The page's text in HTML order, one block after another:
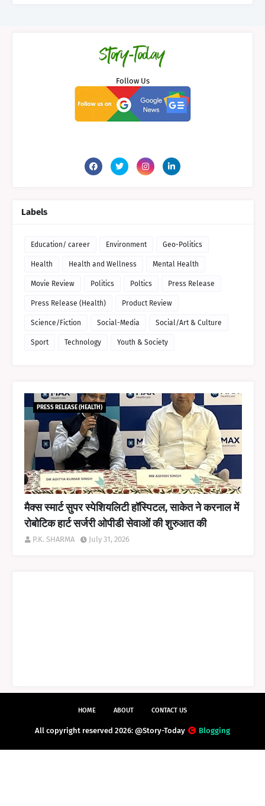
Follow Us
Labels
Education/ career Environment Geo-Politics
Health Health and Wellness Mental Health
Movie Review Politics Poltics Press Release
Press Release (Health) Product Review
Science/Fiction Social-Media Social/Art & Culture
Sport Technology Youth & Society
PRESS RELEASE (HEALTH)
मैक्स स्मार्ट सुपर स्पेशियलिटी हॉस्पिटल, साकेत ने करनाल में
रोबोटिक हार्ट सर्जरी ओपीडी सेवाओं की शुरुआत की
P.K. SHARMA July 31, 2026
HOME ABOUT CONTACT US
All copyright reserved 2026: @Story-Today Blogging